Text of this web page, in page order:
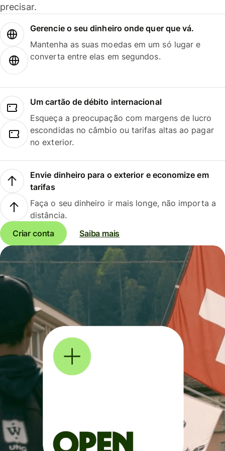
precisar.
Gerencie o seu dinheiro onde quer que vá.
Mantenha as suas moedas em um só lugar e
converta entre elas em segundos.
Um cartão de débito internacional
Esqueça a preocupação com margens de lucro
escondidas no câmbio ou tarifas altas ao pagar
no exterior.
Envie dinheiro para o exterior e economize em
tarifas
Faça o seu dinheiro ir mais longe, não importa a
distância.
Criar conta
Saiba mais